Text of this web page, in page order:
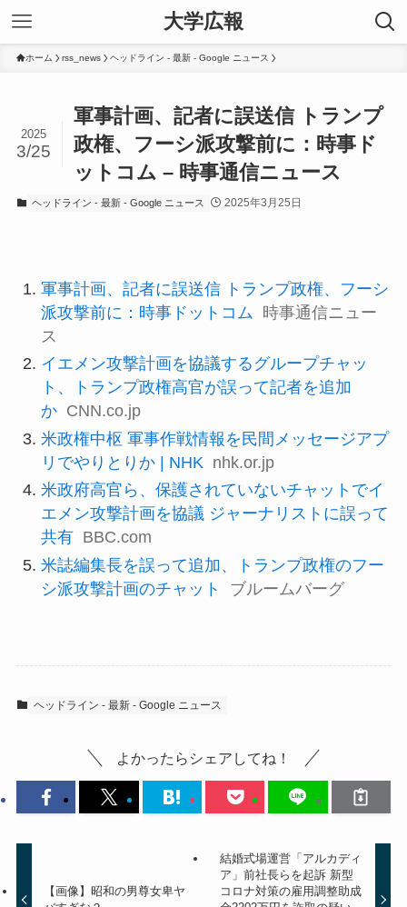
大学広報
ホーム rss_news ヘッドライン - 最新 - Google ニュース
軍事計画、記者に誤送信 トランプ
政権、フーシ派攻撃前に：時事ド
ットコム – 時事通信ニュース
2025
3/25
ヘッドライン - 最新 - Google ニュース 2025年3月25日
軍事計画、記者に誤送信 トランプ政権、フーシ
派攻撃前に：時事ドットコム
時事通信ニュー
ス
イエメン攻撃計画を協議するグループチャッ
ト、トランプ政権高官が誤って記者を追加
か CNN.co.jp
米政権中枢 軍事作戦情報を民間メッセージアプ
リでやりとりか | NHK nhk.or.jp
米政府高官ら、保護されていないチャットでイ
エメン攻撃計画を協議 ジャーナリストに誤って
共有 BBC.com
米誌編集長を誤って追加、トランプ政権のフー
シ派攻撃計画のチャット
ブルームバーグ
ヘッドライン - 最新 - Google ニュース
よかったらシェアしてね！
【画像】昭和の男尊女卑ヤ
結婚式場運営「アルカディ
ア」前社長らを起訴 新型
コロナ対策の雇用調整助成